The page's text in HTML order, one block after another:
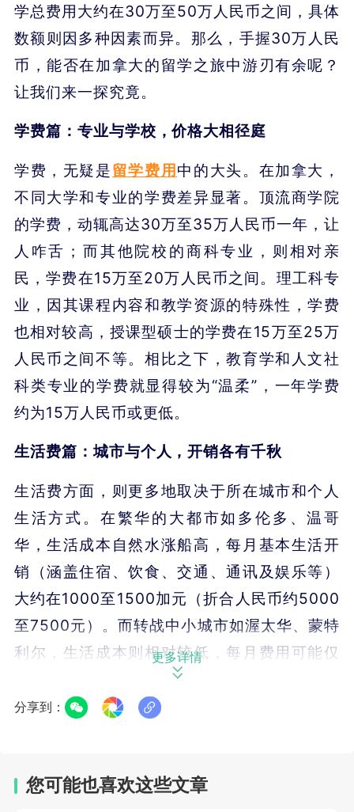
学总费用大约在30万至50万人民币之间，具体
数额则因多种因素而异。那么，手握30万人民
币，能否在加拿大的留学之旅中游刃有余呢？
让我们来一探究竟。
学费篇：专业与学校，价格大相径庭
学费，无疑是留学费用中的大头。在加拿大，
不同大学和专业的学费差异显著。顶流商学院
的学费，动辄高达30万至35万人民币一年，让
人咋舌；而其他院校的商科专业，则相对亲
民，学费在15万至20万人民币之间。理工科专
业，因其课程内容和教学资源的特殊性，学费
也相对较高，授课型硕士的学费在15万至25万
人民币之间不等。相比之下，教育学和人文社
科类专业的学费就显得较为“温柔”，一年学费
约为15万人民币或更低。
生活费篇：城市与个人，开销各有千秋
生活费方面，则更多地取决于所在城市和个人
生活方式。在繁华的大都市如多伦多、温哥
华，生活成本自然水涨船高，每月基本生活开
销（涵盖住宿、饮食、交通、通讯及娱乐等）
大约在1000至1500加元（折合人民币约5000
至7500元）。而转战中小城市如渥太华、蒙特
利尔，生活成本则相对较低，每月费用可能仅
需800至1200加元。因此，一年的生活费大致
在6万至13万人民币之间波动。
食宿费用，同样是留学费用中不可忽视的一部
更多详情
分享到：
您可能也喜欢这些文章